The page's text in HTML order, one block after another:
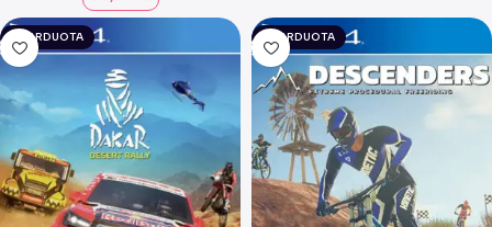
IŠPARDUOTA IŠPARDUOTA